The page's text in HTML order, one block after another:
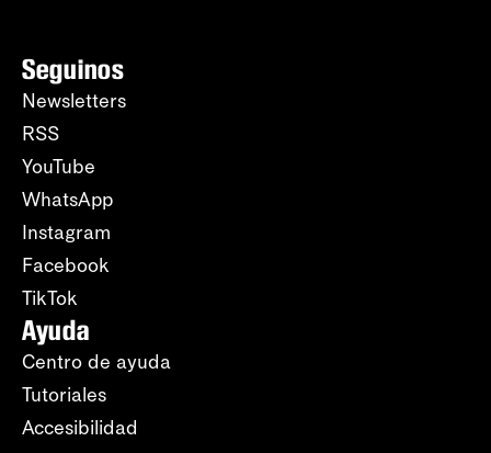
Seguinos
Newsletters
RSS
YouTube
WhatsApp
Instagram
Facebook
TikTok
Ayuda
Centro de ayuda
Tutoriales
Accesibilidad